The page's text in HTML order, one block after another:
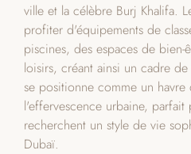
ville et la célèbre Burj Khalifa.
profiter d'équipements de
piscines, des espaces de
loisirs, créant ainsi un cadre
se positionne comme un havre
l'effervescence urbaine,
recherchent un style de vie
Dubaï.